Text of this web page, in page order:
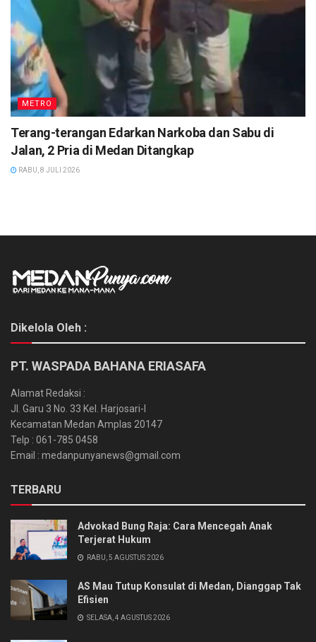
METRO
Terang-terangan Edarkan Narkoba dan Sabu di
Jalan, 2 Pria di Medan Ditangkap
RABU, 8 JULI 2026
Dikelola Oleh :
PT. WASPADA BAHANA ERIASAFA
Alamat Redaksi :
Jl. Garu 3 No. 33 Kel. Harjosari-I
Kecamatan Medan Amplas 20147
Telp : 061-785 0458
Email : medanpunyanews@gmail.com
TERBARU
Advokad Bung Raja: Cara Mencegah Anak
Terjerat Hukum
RABU, 5 AGUSTUS 2026
AS Mau Tutup Konsulat di Medan, Dianggap Tak
Efisien
SELASA, 4 AGUSTUS 2026